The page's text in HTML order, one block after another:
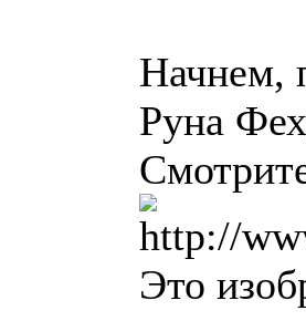
Начнем,
Руна
Это